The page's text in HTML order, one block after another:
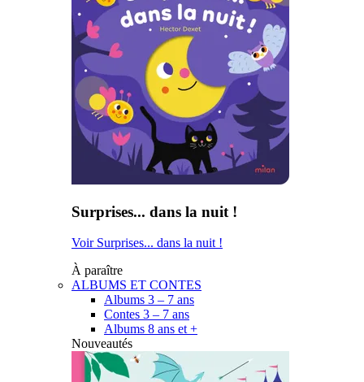
Surprises... dans la nuit !
Voir Surprises... dans la nuit !
À paraître
ALBUMS ET CONTES
Albums 3 – 7 ans
Contes 3 – 7 ans
Albums 8 ans et +
Nouveautés